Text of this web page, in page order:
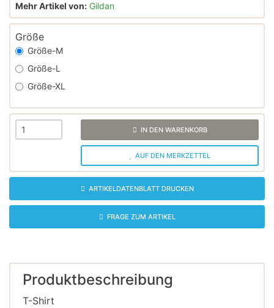
Mehr Artikel von: Gildan
Größe
Größe-M
Größe-L
Größe-XL
IN DEN WARENKORB
AUF DEN MERKZETTEL
ARTIKELDATENBLATT DRUCKEN
FRAGE ZUM ARTIKEL
Produktbeschreibung
T-Shirt